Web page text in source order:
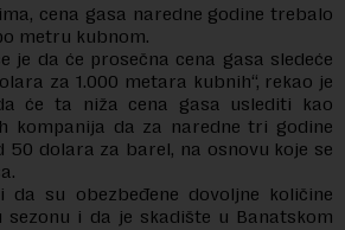
cena gasa naredne godine trebalo
metru kubnom.
je da će prosečna cena gasa sledeće
za 1.000 metara kubnih“, rekao je
će ta niža cena gasa uslediti kao
kompanija da za naredne tri godine
50 dolara za barel, na osnovu koje se
da su obezbeđene dovoljne količine
sezonu i da je skadište u Banatskom